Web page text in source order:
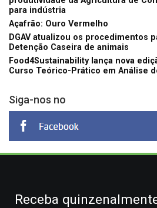
para indústria
Açafrão: Ouro Vermelho
DGAV atualizou os procedimentos
Detenção Caseira de animais
Food4Sustainability lança nova
Curso Teórico-Prático em Análise
Siga-nos no
Receba